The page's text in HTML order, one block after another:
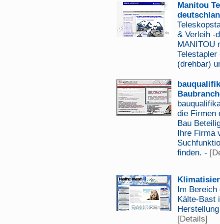
Manitou
& Verleih -
MANITOU
(drehbar)
die Firmen
Bau
Ihre Firma
finden. -
Im Bereich
Kälte-Bast
[Details]